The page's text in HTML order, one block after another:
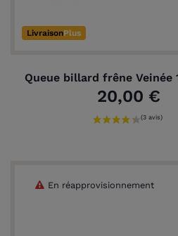
LivraisonPlus
Queue billard frêne Veinée
20,00 €
En réapprovisionnement